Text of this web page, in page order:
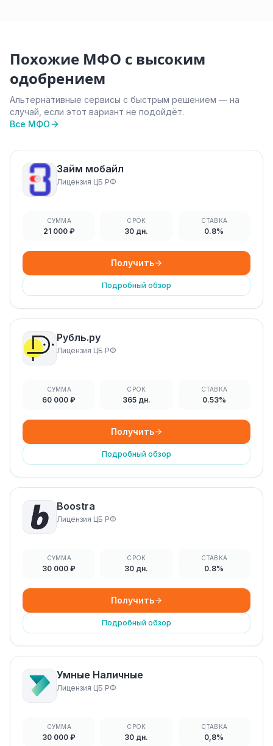
Похожие МФО с высоким
одобрением
Альтернативные сервисы с быстрым решением — на
случай, если этот вариант не подойдёт.
Все МФО
Займ мобайл
Лицензия ЦБ РФ
СУММА
21 000 ₽
СРОК
30 дн.
СТАВКА
0.8%
Получить
Подробный обзор
Рубль.ру
Лицензия ЦБ РФ
СУММА
60 000 ₽
СРОК
365 дн.
СТАВКА
0.53%
Получить
Подробный обзор
Boostra
Лицензия ЦБ РФ
СУММА
30 000 ₽
СРОК
30 дн.
СТАВКА
0.8%
Получить
Подробный обзор
Умные Наличные
Лицензия ЦБ РФ
СУММА
30 000 ₽
СРОК
30 дн.
СТАВКА
0,8%